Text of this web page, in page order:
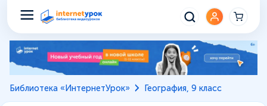
Библиотека «ИнтернетУрок» География, 9 класс